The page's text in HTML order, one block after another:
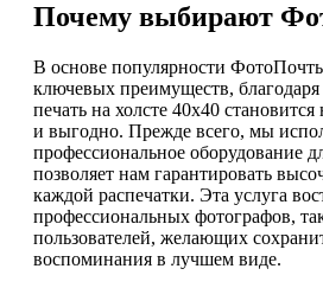
Почему выбирают
В основе популярности
ключевых преимуществ, благодаря
печать на холсте 40х40
и выгодно. Прежде всего, мы
профессиональное оборудование
позволяет нам гарантировать
каждой распечатки. Эта услуга
профессиональных фотографов,
пользователей, желающих
воспоминания в лучшем виде.